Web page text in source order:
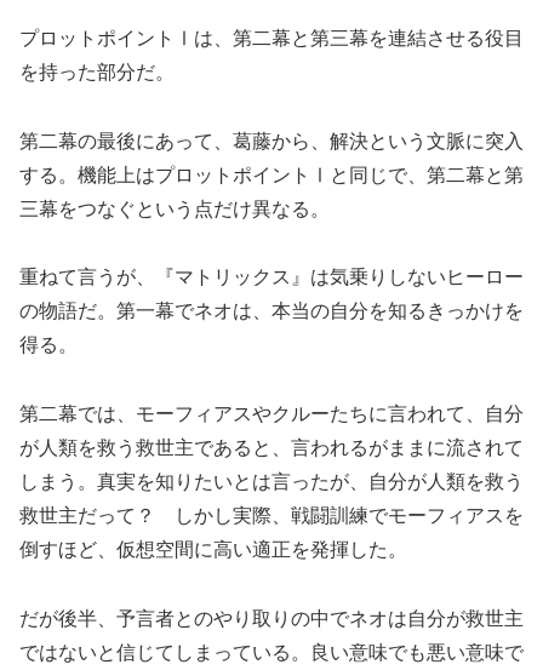
プロットポイントⅠは、第二幕と第三幕を連結させる役目
を持った部分だ。
第二幕の最後にあって、葛藤から、解決という文脈に突入
する。機能上はプロットポイントⅠと同じで、第二幕と第
三幕をつなぐという点だけ異なる。
重ねて言うが、『マトリックス』は気乗りしないヒーロー
の物語だ。第一幕でネオは、本当の自分を知るきっかけを
得る。
第二幕では、モーフィアスやクルーたちに言われて、自分
が人類を救う救世主であると、言われるがままに流されて
しまう。真実を知りたいとは言ったが、自分が人類を救う
救世主だって？ しかし実際、戦闘訓練でモーフィアスを
倒すほど、仮想空間に高い適正を発揮した。
だが後半、予言者とのやり取りの中でネオは自分が救世主
ではないと信じてしまっている。良い意味でも悪い意味で